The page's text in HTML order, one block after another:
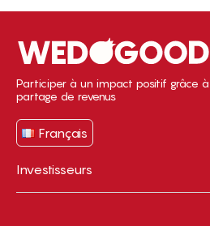
Participer à un impact positif grâce à
partage de revenus
Français
Investisseurs